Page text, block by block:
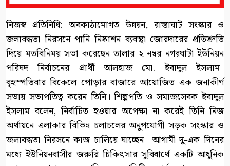
নিজস্ব প্রতিনিধি: অবকাঠামোগত উন্নয়ন, রাস্তাঘাট সংস্কার ও
জলাবদ্ধতা নিরসনে পানি নিষ্কাশন ব্যবস্থা জোরদারের প্রতিশ্রুতি
দিয়ে মতবিনিময় সভা করেছেন তালার ২ নম্বর নগরঘাটা ইউনিয়ন
পরিষদ নির্বাচনের প্রার্থী আলহাজ মো. ইবাদুল ইসলাম।
বৃহস্পতিবার বিকেলে পোড়ার বাজারে আয়োজিত এক জনাকীর্ণ
সভায় সভাপতিত্ব করেন তিনি। শিল্পপতি ও সমাজসেবক ইবাদুল
ইসলাম বলেন, নির্বাচিত হওয়ার অপেক্ষা না করেই তিনি নিজ
অর্থায়নে এলাকার বিভিন্ন চলাচলের অনুপযোগী সড়ক সংস্কার ও
জলাবদ্ধতা নিরসনে কাজ চালিয়ে যাচ্ছেন। আগামী দু-এক দিনের
মধ্যে ইউনিয়নবাসীর জরুরি চিকিৎসার সুবিধার্থে একটি আধুনিক